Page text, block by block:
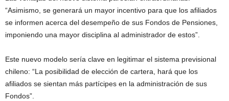
“Asimismo, se generará un mayor incentivo para que los afiliados
se informen acerca del desempeño de sus Fondos de Pensiones,
imponiendo una mayor disciplina al administrador de estos”.
Este nuevo modelo sería clave en legitimar el sistema previsional
chileno: “La posibilidad de elección de cartera, hará que los
afiliados se sientan más partícipes en la administración de sus
Fondos”.